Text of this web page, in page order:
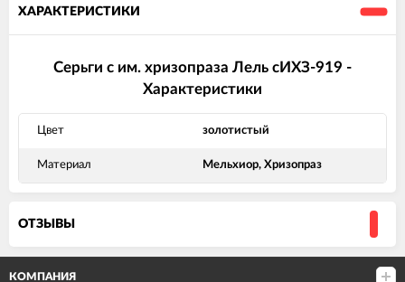
ХАРАКТЕРИСТИКИ
Серьги с им. хризопраза Лель сИХЗ-919 -
Характеристики
Цвет золотистый
Материал Мельхиор, Хризопраз
ОТЗЫВЫ
КОМПАНИЯ